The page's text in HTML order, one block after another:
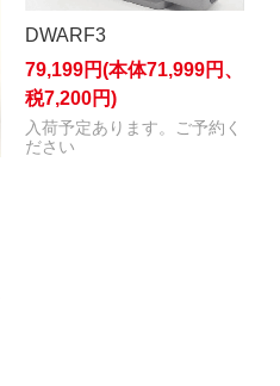
DWARF3
79,199円(本体71,999円、
税7,200円)
入荷予定あります。ご予約く
ださい